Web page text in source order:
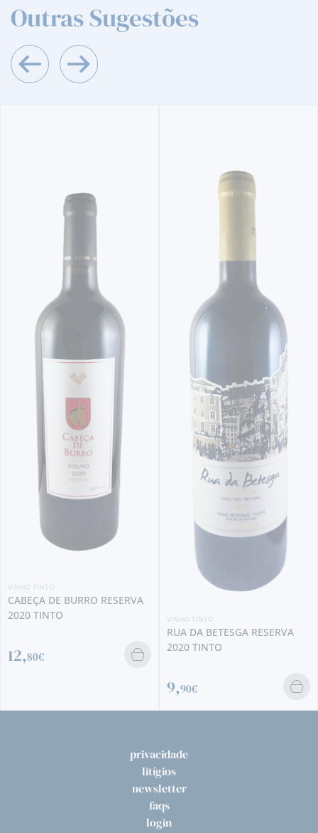
Outras Sugestões
VINHO TINTO
2020 TINTO
VINHO TINTO
PERIQUITA RESERVA 2022
TINTO
privacidade
litígios
newsletter
faqs
login